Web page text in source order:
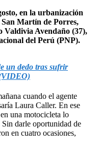
en la urbanización
Martín de Porres,
Valdivia Avendaño (37),
del Perú (PNP).
un dedo tras sufrir
cuando el agente
Laura Caller. En ese
una motocicleta lo
darle oportunidad de
en cuatro ocasiones,